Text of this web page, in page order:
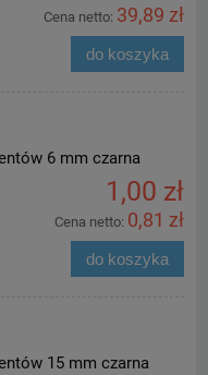
Cena netto: 39,89 zł
do koszyka
6 mm czarna
1,00 zł
Cena netto: 0,81 zł
do koszyka
15 mm czarna